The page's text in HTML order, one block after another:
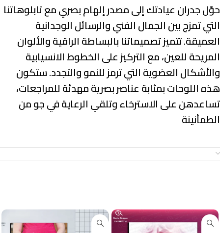
حوّل جدران عيادتك إلى مصدر إلهام بصري مع تابلوهاتنا
التي تمزج بينالجمال الفني والرسائل الوجدانية
العميقة. تتميز تصميماتنابالبساطة الراقية والألوان
المريحة للعين، مع التركيز علىالخطوط الانسيابية
والأشكال العضويةالتي ترمز للنمو والتجدد. ستكون
هذه اللوحات بمثابةعناصر بصرية مهدئةللمراجعات،
تساعدهن على الاسترخاء وتلقي الرعاية في جو من
الطمأنينة